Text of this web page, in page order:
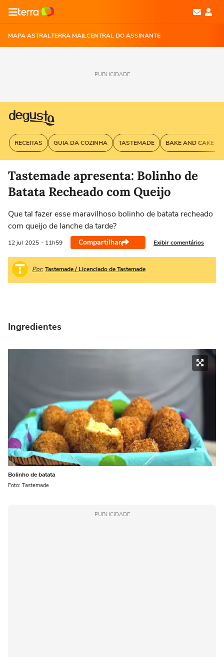
MAPA ASTRALTERRA MAILCENTRAL DO ASSINANTE
PUBLICIDADE
RECEITAS GUIA DA COZINHA TASTEMADE BAKE AND CAKE
Tastemade apresenta: Bolinho de
Batata Recheado com Queijo
Que tal fazer esse maravilhoso bolinho de batata recheado
com queijo de lanche da tarde?
12 jul 2025 - 11h59 Compartilhar Exibir comentários
Por: Tastemade / Licenciado de Tastemade
Ingredientes
Bolinho de batata
Foto: Tastemade
PUBLICIDADE